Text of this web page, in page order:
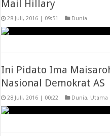
Mail Hillary
28 Juli, 2016 | 09:51 Dunia
Ini Pidato Ima
Nasional Demokrat AS
28 Juli, 2016 | 00:22 Dunia, Utama